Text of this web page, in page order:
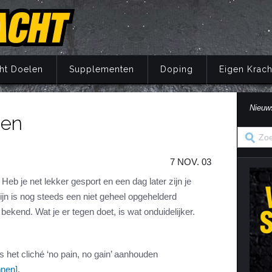
Trainingsprincipes
Krachtoefeningen Armen
Krachtoefeningen Borst
Krachtoefeningen Buik
Krachtoefeningen Rug
Koolhydraten
Vetten
Vocht
Vitaminen
Doelen
Supplementen
Herstel
Mentaal
Voeding
Mentaal
Supplementen Doping
Nuchtere feiten over doping
Veel gestelde vragen
Eigen
Eigen Kracht
7 NOV. 03
je net lekker gesport en een dag later zijn je
is nog steeds een niet geheel opgehelderd
Wat je er tegen doet, is wat onduidelijker.
het cliché ‘no pain, no gain’ aanhouden
.